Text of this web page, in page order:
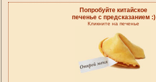
Попробуйте китайское
печенье с предсказанием :)
Кликните на печенье